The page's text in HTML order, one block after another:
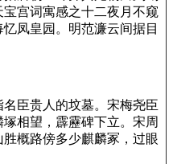
宝宫词寓感之十二夜月不窥
凤皇园。明范濂云间据目
臣贵人的坟墓。宋梅尧臣
相望，霹靂碑下立。宋周
胜概路傍多少麒麟冢，过眼